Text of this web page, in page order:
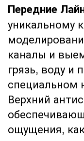
Передние
уникальному
каналы и
грязь, воду и
специальном
Верхний
ощущения,